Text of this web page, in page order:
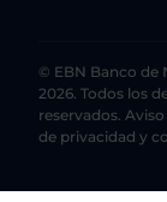
© EBN Banco de
2026. Todos los
reservados.
de privacidad y